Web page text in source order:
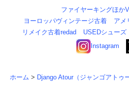
ファイヤーキングほか
ヨーロッパヴィンテージ古着
アメ
リメイク古着redad
USEDシューズ
Instagram
ホーム > Django Atour（ジャンゴアトゥ